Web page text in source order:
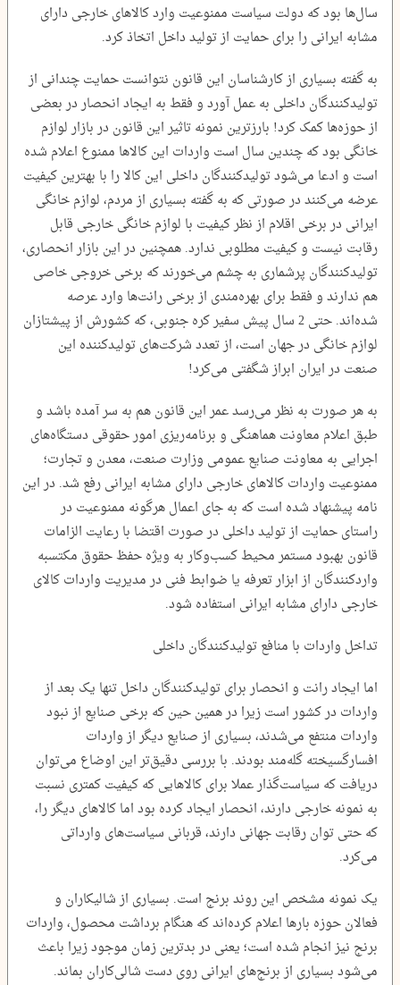
سال‌ها بود که دولت سیاست ممنوعیت وارد کالاهای خارجی دارای
مشابه ایرانی را برای حمایت از تولید داخل اتخاذ کرد.
به گفته بسیاری از کارشناسان این قانون نتوانست حمایت چندانی از
تولیدکنندگان داخلی به عمل آورد و فقط به ایجاد انحصار در بعضی
از حوزه‌ها کمک کرد! بارزترین نمونه تاثیر این قانون در بازار لوازم
خانگی بود که چندین سال است واردات این کالاها ممنوع اعلام شده
است و ادعا می‌شود تولیدکنندگان داخلی این کالا را با بهترین کیفیت
عرضه می‌کنند در صورتی که به گفته بسیاری از مردم، لوازم خانگی
ایرانی در برخی اقلام از نظر کیفیت با لوازم خانگی خارجی قابل
رقابت نیست و کیفیت مطلوبی ندارد. همچنین در این بازار انحصاری،
تولیدکنندگان پرشماری به چشم می‌خورند که برخی خروجی خاصی
هم ندارند و فقط برای بهره‌مندی از برخی رانت‌ها وارد عرصه
شده‌اند. حتی 2 سال پیش سفیر کره جنوبی، که کشورش از پیشتازان
لوازم خانگی در جهان است، از تعدد شرکت‌های تولیدکننده این
صنعت در ایران ابراز شگفتی می‌کرد!
به هر صورت به نظر می‌رسد عمر این قانون هم به سر آمده باشد و
طبق اعلام معاونت هماهنگی و برنامه‌ریزی امور حقوقی دستگاه‌های
اجرایی به معاونت صنایع عمومی وزارت صنعت، معدن و تجارت؛
ممنوعیت واردات کالاهای خارجی دارای مشابه ایرانی رفع شد. در این
نامه پیشنهاد شده است که به جای اعمال هرگونه ممنوعیت در
راستای حمایت از تولید داخلی در صورت اقتضا با رعایت الزامات
قانون بهبود مستمر محیط کسب‌وکار به ویژه حفظ حقوق مکتسبه
واردکنندگان از ابزار تعرفه یا ضوابط فنی در مدیریت واردات کالای
خارجی دارای مشابه ایرانی استفاده شود.
تداخل واردات با منافع تولیدکنندگان داخلی
اما ایجاد رانت و انحصار برای تولیدکنندگان داخل تنها یک بعد از
واردات در کشور است زیرا در همین حین که برخی صنایع از نبود
واردات منتفع می‌شدند، بسیاری از صنایع دیگر از واردات
افسارگسیخته گله‌مند بودند. با بررسی دقیق‌تر این اوضاع می‌توان
دریافت که سیاست‌گذار عملا برای کالاهایی که کیفیت کمتری نسبت
به نمونه خارجی دارند، انحصار ایجاد کرده بود اما کالاهای دیگر را،
که حتی توان رقابت جهانی دارند، قربانی سیاست‌های وارداتی
می‌کرد.
یک نمونه مشخص این روند برنج است. بسیاری از شالیکاران و
فعالان حوزه بارها اعلام کرده‌اند که هنگام برداشت محصول، واردات
برنج نیز انجام شده است؛ یعنی در بدترین زمان موجود زیرا باعث
می‌شود بسیاری از برنج‌های ایرانی روی دست شالی‌کاران بماند.